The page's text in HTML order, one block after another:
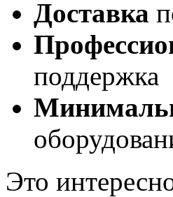
Доставка
поддержка
Это